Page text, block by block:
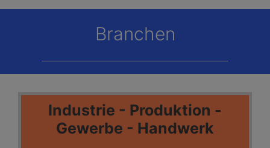
Branchen
Industrie - Produktion -
Gewerbe - Handwerk